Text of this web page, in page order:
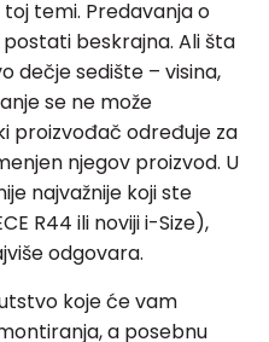
temi. Predavanja o
beskrajna. Ali šta
dečje sedište – visina,
se ne može
proizvođač određuje za
njegov proizvod. U
najvažnije koji ste
R44 ili noviji i-Size),
odgovara.
koje će vam
a posebnu